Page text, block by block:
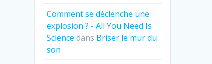
Comment se déclenche une
explosion ? - All You Need Is
Science dans Briser le mur du
son